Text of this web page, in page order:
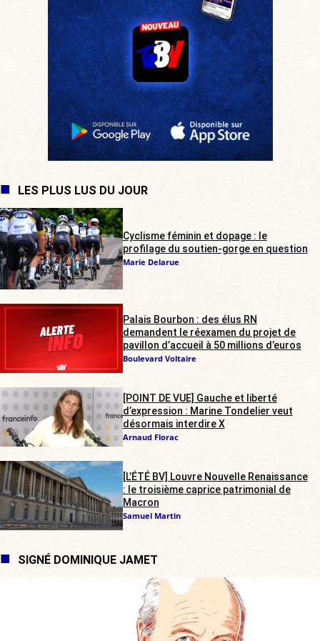
LES PLUS LUS DU JOUR
Cyclisme féminin et dopage : le
profilage du soutien-gorge en question
Marie Delarue
Palais Bourbon : des élus RN
demandent le réexamen du projet de
pavillon d’accueil à 50 millions d’euros
Boulevard Voltaire
[POINT DE VUE] Gauche et liberté
d’expression : Marine Tondelier veut
désormais interdire X
Arnaud Florac
[L’ÉTÉ BV] Louvre Nouvelle Renaissance
: le troisième caprice patrimonial de
Macron
Samuel Martin
SIGNÉ DOMINIQUE JAMET